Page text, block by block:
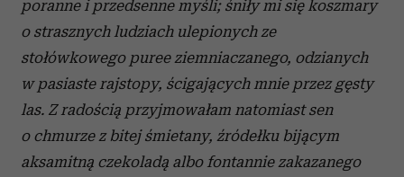
poranne i przedsenne myśli; śniły mi się koszmary
o strasznych ludziach ulepionych ze
stołówkowego puree ziemniaczanego, odzianych
w pasiaste rajstopy, ścigających mnie przez gęsty
las. Z radością przyjmowałam natomiast sen
o chmurze z bitej śmietany, źródełku bijącym
aksamitną czekoladą albo fontannie zakazanego